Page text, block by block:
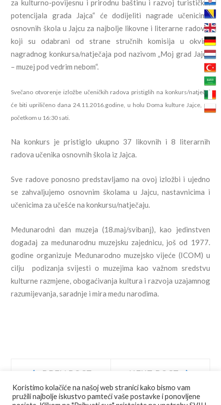
za kulturno-povijesnu i prirodnu baštinu i razvoj turističkih
potencijala grada Jajca“ će dodijeliti nagrade učenicima
osnovnih škola u Jajcu za najbolje likovne i literarne radove,
koji su odabrani od strane stručnih komisija u okviru
nagradnog konkursa/natječaja pod nazivom „Moj grad Jajce
– muzej pod vedrim nebom“.
Svečano otvorenje izložbe učeničkih radova pristiglih na konkurs/natječaj
će biti upriličeno dana 24.11.2016.godine, u holu Doma kulture Jajce, sa
početkom u 16:30 sati.
Na konkurs je pristiglo ukupno 37 likovnih i 8 literarnih
radova učenika osnovnih škola iz Jajca.
Sve radove ponosno predstavljamo na ovoj izložbi i ujedno
se zahvaljujemo osnovnim školama u Jajcu, nastavnicima i
učenicima za učešće na konkursu/natječaju.
Međunarodni dan muzeja (18.maj/svibanj), kao jedinstven
događaj za međunarodnu muzejsku zajednicu, još od 1977.
godine organizuje Međunarodno muzejsko vijeće (ICOM) u
cilju podizanja svijesti o muzejima kao važnom sredstvu
kulturne razmjene, obogaćivanja kultura i razvoja uzajamnog
razumijevanja, saradnje i mira među narodima.
Navigacija
objava
PREV POST NEXT POST
Koristimo kolačiće na našoj web stranici kako bismo vam
pružili najbolje iskustvo pamteći vaše postavke i ponovljene